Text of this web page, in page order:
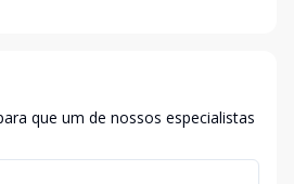
que um de nossos especialistas